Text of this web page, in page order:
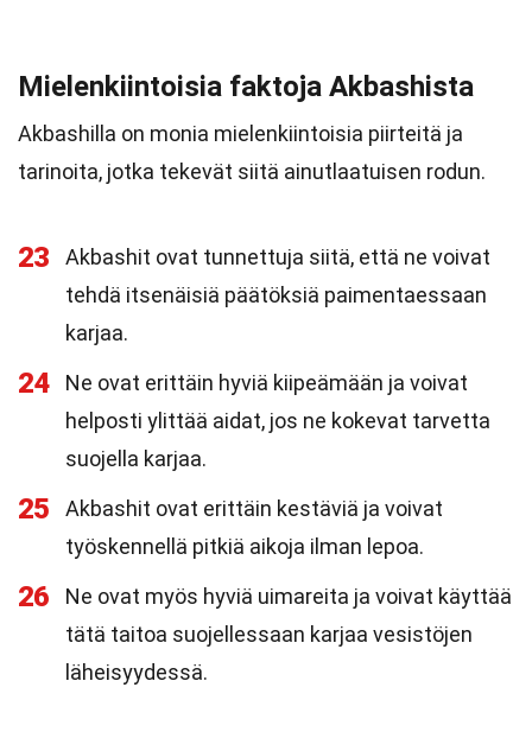
Mielenkiintoisia faktoja Akbashista
Akbashilla on monia mielenkiintoisia piirteitä ja
tarinoita, jotka tekevät siitä ainutlaatuisen rodun.
23
Akbashit ovat tunnettuja siitä, että ne voivat
tehdä itsenäisiä päätöksiä paimentaessaan
karjaa.
24
Ne ovat erittäin hyviä kiipeämään ja voivat
helposti ylittää aidat, jos ne kokevat tarvetta
suojella karjaa.
25
Akbashit ovat erittäin kestäviä ja voivat
työskennellä pitkiä aikoja ilman lepoa.
26
Ne ovat myös hyviä uimareita ja voivat käyttää
tätä taitoa suojellessaan karjaa vesistöjen
läheisyydessä.